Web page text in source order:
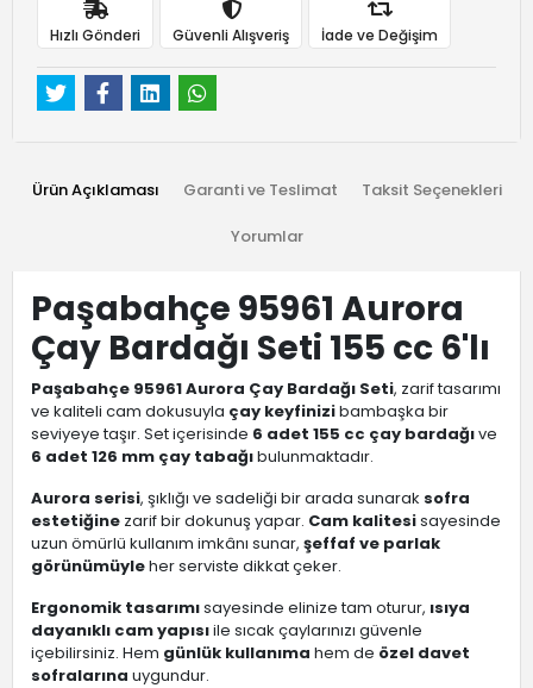
Hızlı Gönderi Güvenli Alışveriş İade ve Değişim
Ürün Açıklaması Garanti ve Teslimat Taksit Seçenekleri
Yorumlar
Paşabahçe 95961 Aurora
Çay Bardağı Seti 155 cc 6'lı
Paşabahçe 95961 Aurora Çay Bardağı Seti, zarif tasarımı
ve kaliteli cam dokusuyla çay keyfinizibambaşka bir
seviyeye taşır. Set içerisinde 6 adet 155 cc çay bardağıve
6 adet 126 mm çay tabağıbulunmaktadır.
Aurora serisi, şıklığı ve sadeliği bir arada sunarak sofra
estetiğine zarif bir dokunuş yapar. Cam kalitesisayesinde
uzun ömürlü kullanım imkânı sunar, şeffaf ve parlak
görünümüyleher serviste dikkat çeker.
Ergonomik tasarımısayesinde elinize tam oturur, ısıya
dayanıklı cam yapısıile sıcak çaylarınızı güvenle
içebilirsiniz. Hem günlük kullanıma hem de özel davet
sofralarına uygundur.